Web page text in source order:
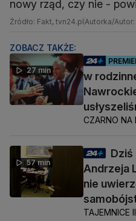
nowy rząd, czy nie -
Źródło: Fakt, tvn24.plAutorka/
ZOBACZ TAKŻE:
27 min
w
CZARNO NA
57 min
Dziś
Andrzeja
nie
TAJEMNICE